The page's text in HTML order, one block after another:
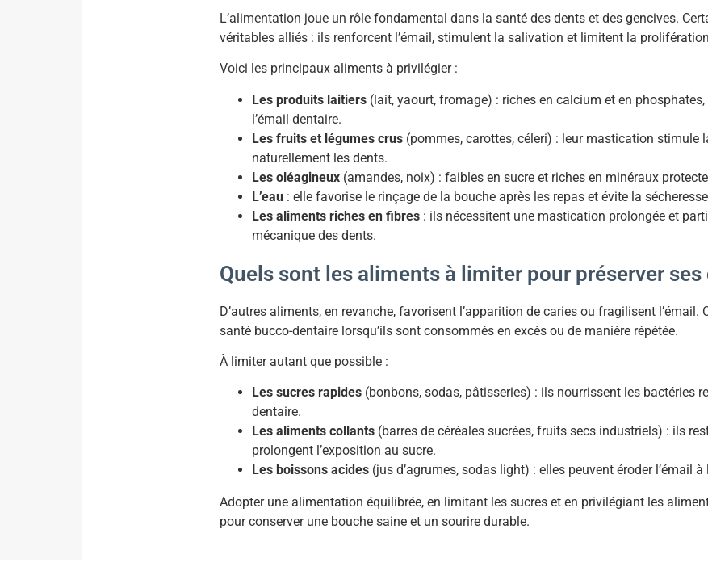
L’alimentation joue un rôle fondamental dans la santé des dents et des gencives.
véritables alliés : ils renforcent l’émail, stimulent la salivation et limitent la
Voici les principaux aliments à privilégier :
Les produits laitiers (lait, yaourt, fromage) : riches en calcium et en
l’émail dentaire.
Les fruits et légumes crus (pommes, carottes, céleri) : leur mastication stimule
naturellement les dents.
Les oléagineux (amandes, noix) : faibles en sucre et riches en minéraux
L’eau : elle favorise le rinçage de la bouche après les repas et évite la
Les aliments riches en fibres : ils nécessitent une mastication prolongée et
mécanique des dents.
Quels sont les aliments à limiter pour préserver ses
D’autres aliments, en revanche, favorisent l’apparition de caries ou fragilisent l’émail.
santé bucco-dentaire lorsqu’ils sont consommés en excès ou de manière répétée.
À limiter autant que possible :
Les sucres rapides (bonbons, sodas, pâtisseries) : ils nourrissent les bactéries
dentaire.
Les aliments collants (barres de céréales sucrées, fruits secs industriels) : ils
prolongent l’exposition au sucre.
Les boissons acides (jus d’agrumes, sodas light) : elles peuvent éroder l’émail à
Adopter une alimentation équilibrée, en limitant les sucres et en privilégiant les
pour conserver une bouche saine et un sourire durable.